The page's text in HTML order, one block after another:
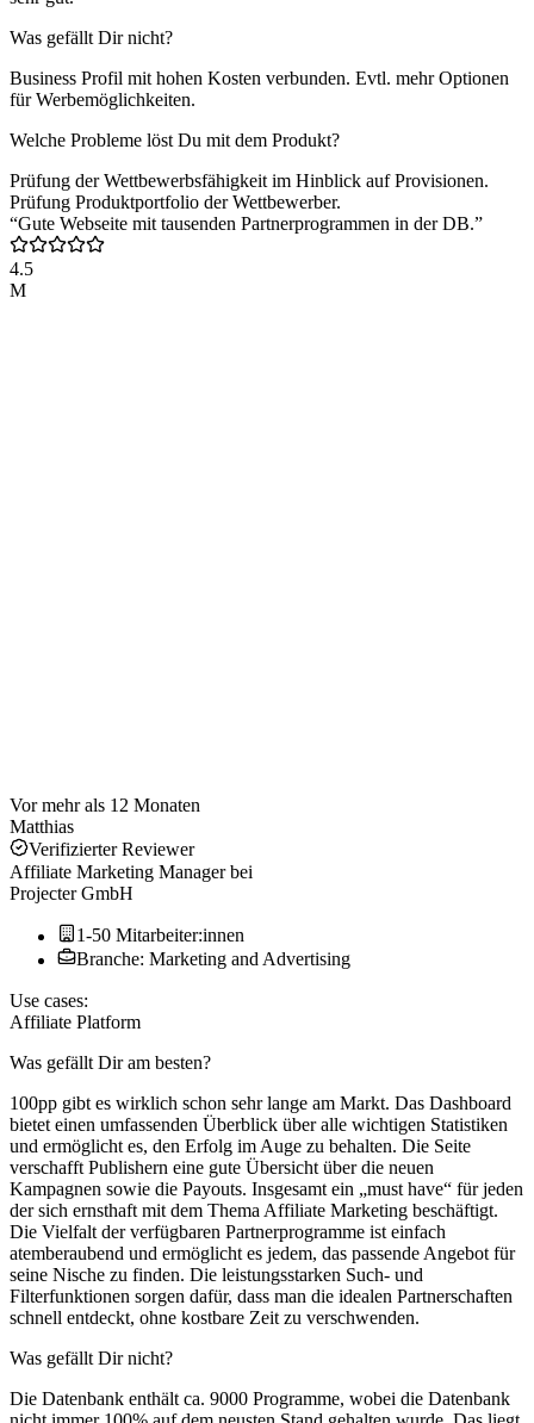
Was gefällt Dir nicht?
Business Profil mit hohen Kosten verbunden. Evtl. mehr Optionen
für Werbemöglichkeiten.
Welche Probleme löst Du mit dem Produkt?
Prüfung der Wettbewerbsfähigkeit im Hinblick auf Provisionen.
Prüfung Produktportfolio der Wettbewerber.
“Gute Webseite mit tausenden Partnerprogrammen in der DB.”
4.5
M
Vor mehr als 12 Monaten
Matthias
Verifizierter Reviewer
Affiliate Marketing Managerbei
Projecter GmbH
1-50 Mitarbeiter:innen
Branche: Marketing and Advertising
Use cases:
Affiliate Platform
Was gefällt Dir am besten?
100pp gibt es wirklich schon sehr lange am Markt. Das Dashboard
bietet einen umfassenden Überblick über alle wichtigen Statistiken
und ermöglicht es, den Erfolg im Auge zu behalten. Die Seite
verschafft Publishern eine gute Übersicht über die neuen
Kampagnen sowie die Payouts. Insgesamt ein „must have“ für jeden
der sich ernsthaft mit dem Thema Affiliate Marketing beschäftigt.
Die Vielfalt der verfügbaren Partnerprogramme ist einfach
atemberaubend und ermöglicht es jedem, das passende Angebot für
seine Nische zu finden. Die leistungsstarken Such- und
Filterfunktionen sorgen dafür, dass man die idealen Partnerschaften
schnell entdeckt, ohne kostbare Zeit zu verschwenden.
Was gefällt Dir nicht?
Die Datenbank enthält ca. 9000 Programme, wobei die Datenbank